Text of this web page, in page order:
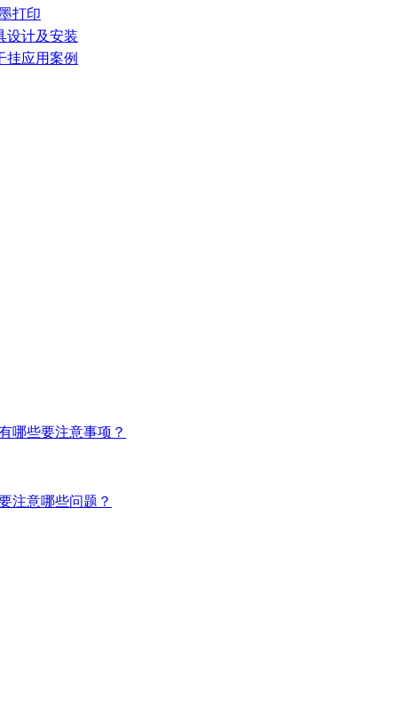
打印
设计及安装
挂应用案例